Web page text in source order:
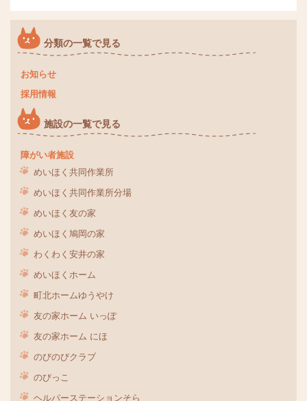
分類の一覧で見る
お知らせ
採用情報
施設の一覧で見る
障がい者施設
めいほく共同作業所
めいほく共同作業所分場
めいほく友の家
めいほく鳩岡の家
わくわく安井の家
めいほくホーム
町北ホームゆうやけ
友の家ホーム いっぽ
友の家ホーム にほ
のびのびクラブ
のびっこ
ヘルパーステーションそら